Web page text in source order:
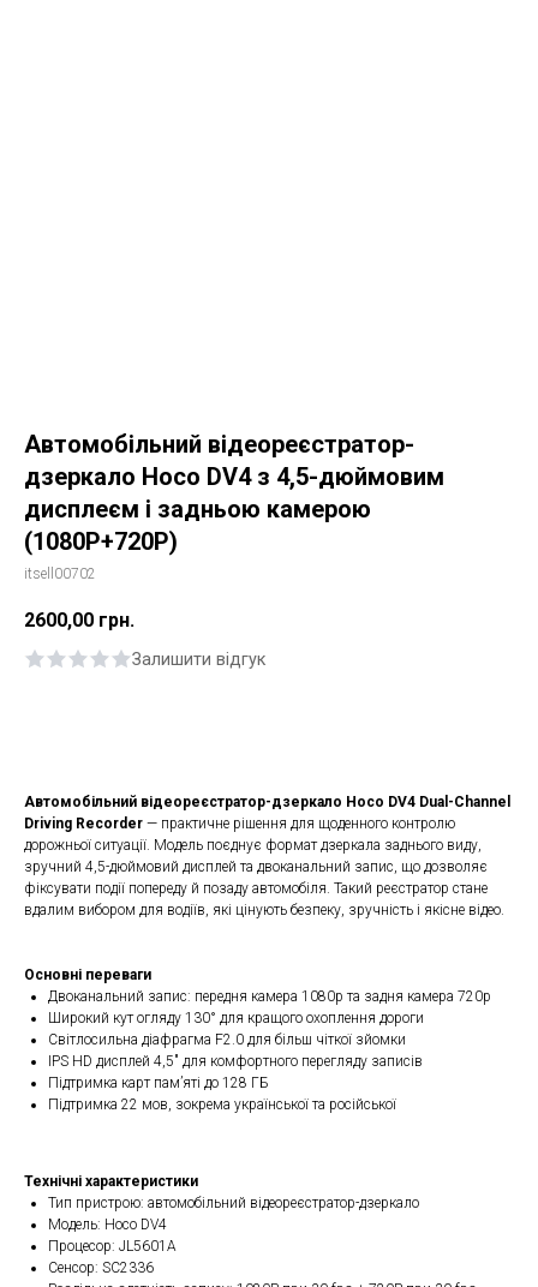
Автомобільний відеореєстратор-
дзеркало Hoco DV4 з 4,5-дюймовим
дисплеєм і задньою камерою
(1080P+720P)
itsell00702
2600,00 грн.
Залишити відгук
Автомобільний відеореєстратор-дзеркало Hoco DV4 Dual-Channel
Driving Recorder — практичне рішення для щоденного контролю
дорожньої ситуації. Модель поєднує формат дзеркала заднього виду,
зручний 4,5-дюймовий дисплей та двоканальний запис, що дозволяє
фіксувати події попереду й позаду автомобіля. Такий реєстратор стане
вдалим вибором для водіїв, які цінують безпеку, зручність і якісне відео.
Основні переваги
Двоканальний запис: передня камера 1080p та задня камера 720p
Широкий кут огляду 130° для кращого охоплення дороги
Світлосильна діафрагма F2.0 для більш чіткої зйомки
IPS HD дисплей 4,5" для комфортного перегляду записів
Підтримка карт пам’яті до 128 ГБ
Підтримка 22 мов, зокрема української та російської
Технічні характеристики
Тип пристрою: автомобільний відеореєстратор-дзеркало
Модель: Hoco DV4
Процесор: JL5601A
Сенсор: SC2336